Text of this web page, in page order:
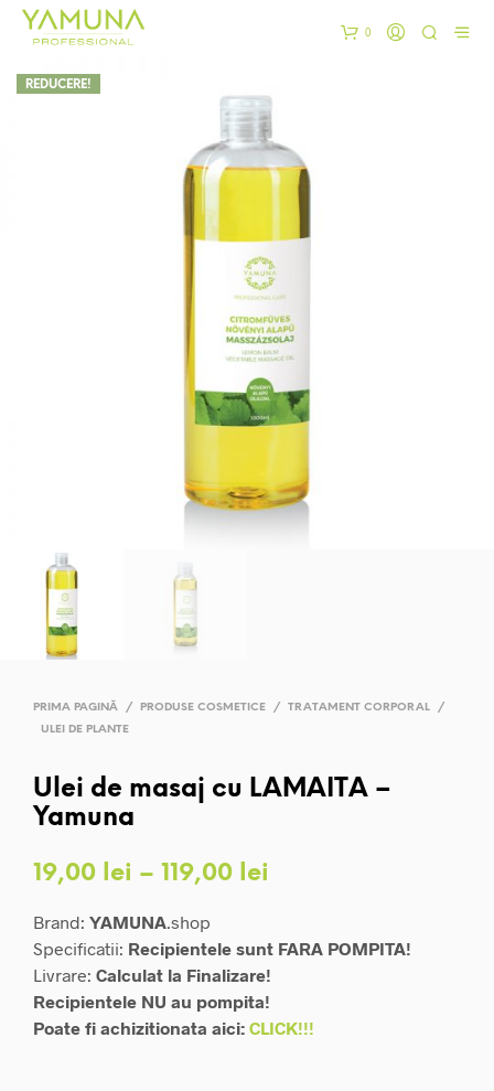
0
REDUCERE!
PRIMA PAGINĂ / PRODUSE COSMETICE / TRATAMENT CORPORAL
/
ULEI DE PLANTE
Ulei de masaj cu LAMAITA –
Yamuna
19,00 lei – 119,00 lei
prețuri:
19,00 lei
până
Brand: YAMUNA.shop
Specificatii: Recipientele sunt FARA POMPITA!
Livrare: Calculat la Finalizare!
Recipientele NU au pompita!
Poate fi achizitionata aici: CLICK!!!